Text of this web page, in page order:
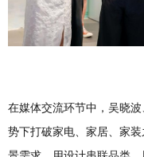
在媒体交流环节中，吴晓
势下打破家电、家居、家